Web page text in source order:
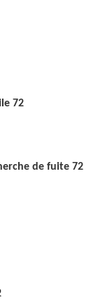
72
de fuite 72